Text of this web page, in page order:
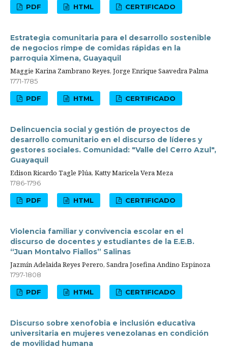
PDF HTML CERTIFICADO
Estrategia comunitaria para el desarrollo sostenible
de negocios rimpe de comidas rápidas en la
parroquia Ximena, Guayaquil
Maggie Karina Zambrano Reyes, Jorge Enrique Saavedra Palma
1771-1785
PDF HTML CERTIFICADO
Delincuencia social y gestión de proyectos de
desarrollo comunitario en el discurso de líderes y
gestores sociales. Comunidad: "Valle del Cerro Azul",
Guayaquil
Edison Ricardo Tagle Plúa, Katty Maricela Vera Meza
1786-1796
PDF HTML CERTIFICADO
Violencia familiar y convivencia escolar en el
discurso de docentes y estudiantes de la E.E.B.
“Juan Montalvo Fiallos” Salinas
Jazmín Adelaida Reyes Perero, Sandra Josefina Andino Espinoza
1797-1808
PDF HTML CERTIFICADO
Discurso sobre xenofobia e inclusión educativa
universitaria en mujeres venezolanas en condición
de movilidad humana